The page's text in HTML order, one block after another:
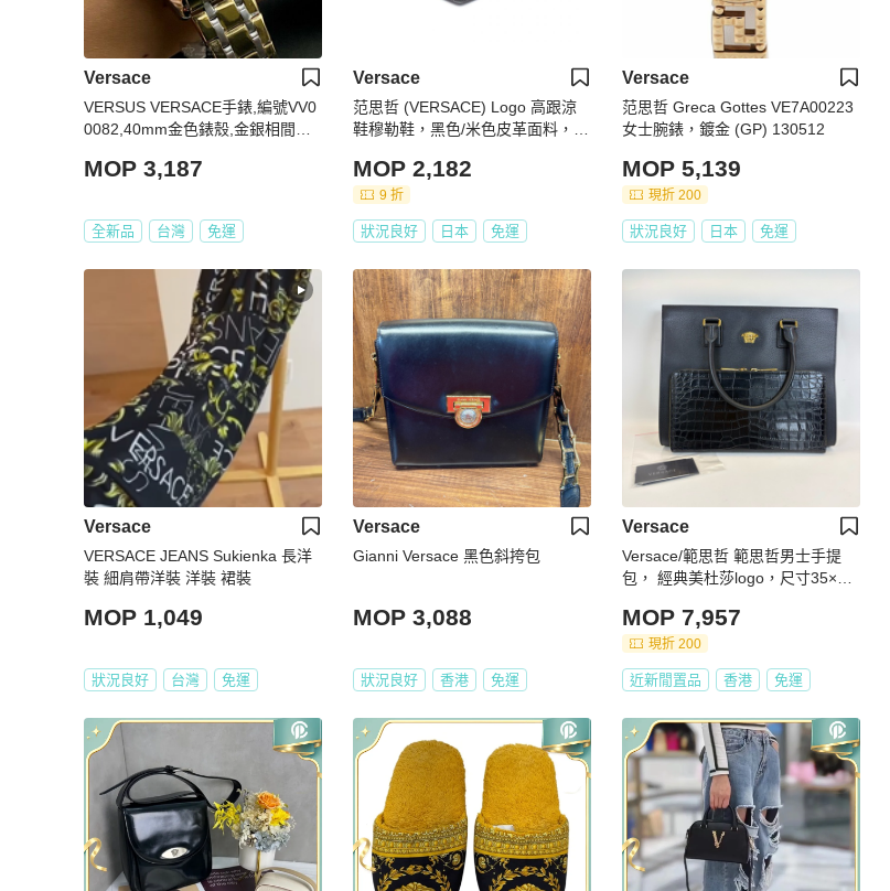
Versace
VERSUS VERSACE手錶,編號VV0
0082,40mm金色錶殼,金銀相間錶
MOP 3,187
全新品 台灣 免運
Versace
范思哲 (VERSACE) Logo 高跟涼
鞋穆勒鞋，黑色/米色皮革面料，36
MOP 2,182
9 折
狀況良好 日本 免運
Versace
范思哲 Greca Gottes VE7A00223
女士腕錶，鍍金 (GP) 130512
MOP 5,139
現折 200
狀況良好 日本 免運
Versace
VERSACE JEANS Sukienka 長洋
裝 細肩帶洋裝 洋裝 裙裝
MOP 1,049
狀況良好 台灣 免運
Versace
Gianni Versace 黑色斜挎包
MOP 3,088
狀況良好 香港 免運
Versace
Versace/範思哲 範思哲男士手提
包， 經典美杜莎logo，尺寸35×36.
MOP 7,957
現折 200
近新閒置品 香港 免運